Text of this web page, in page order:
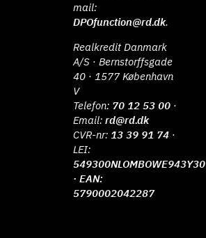
mail:
DPOfunction@rd.dk.
Realkredit Danmark
A/S · Bernstorffsgade
40 · 1577 København
V
Telefon: 70 12 53 00 ·
Email:rd@rd.dk
CVR-nr: 13 39 91 74 ·
LEI:
549300NLOMBOWE943Y30
· EAN:
5790002042287